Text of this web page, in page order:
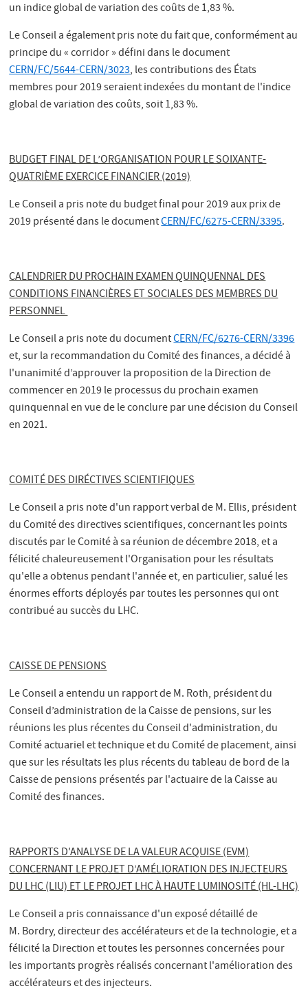
un indice global de variation des coûts de 1,83 %.
Le Conseil a également pris note du fait que, conformément au
principe du « corridor » défini dans le document
CERN/FC/5644-CERN/3023, les contributions des États
membres pour 2019 seraient indexées du montant de l'indice
global de variation des coûts, soit 1,83 %.
BUDGET FINAL DE L’ORGANISATION POUR LE SOIXANTE-
QUATRIÈME EXERCICE FINANCIER (2019)
Le Conseil a pris note du budget final pour 2019 aux prix de
2019 présenté dans le documentCERN/FC/6275-CERN/3395.
CALENDRIER DU PROCHAIN EXAMEN QUINQUENNAL DES
CONDITIONS FINANCIÈRES ET SOCIALES DES MEMBRES DU
PERSONNEL
Le Conseil a pris note du documentCERN/FC/6276-CERN/3396
et, sur la recommandation du Comité des finances, a décidé à
l'unanimité d’approuver la proposition de la Direction de
commencer en 2019 le processus du prochain examen
quinquennal en vue de le conclure par une décision du Conseil
en 2021.
COMITÉ DES DIRÉCTIVES SCIENTIFIQUES
Le Conseil a pris note d'un rapport verbal de M. Ellis, président
du Comité des directives scientifiques, concernant les points
discutés par le Comité à sa réunion de décembre 2018, et a
félicité chaleureusement l'Organisation pour les résultats
qu'elle a obtenus pendant l'année et, en particulier, salué les
énormes efforts déployés par toutes les personnes qui ont
contribué au succès du LHC.
CAISSE DE PENSIONS
Le Conseil a entendu un rapport de M. Roth, président du
Conseil d’administration de la Caisse de pensions, sur les
réunions les plus récentes du Conseil d'administration, du
Comité actuariel et technique et du Comité de placement, ainsi
que sur les résultats les plus récents du tableau de bord de la
Caisse de pensions présentés par l'actuaire de la Caisse au
Comité des finances.
RAPPORTS D'ANALYSE DE LA VALEUR ACQUISE (EVM)
CONCERNANT LE PROJET D’AMÉLIORATION DES INJECTEURS
DU LHC (LIU) ET LE PROJET LHC À HAUTE LUMINOSITÉ (HL-LHC)
Le Conseil a pris connaissance d'un exposé détaillé de
M. Bordry, directeur des accélérateurs et de la technologie, et a
félicité la Direction et toutes les personnes concernées pour
les importants progrès réalisés concernant l'amélioration des
accélérateurs et des injecteurs.